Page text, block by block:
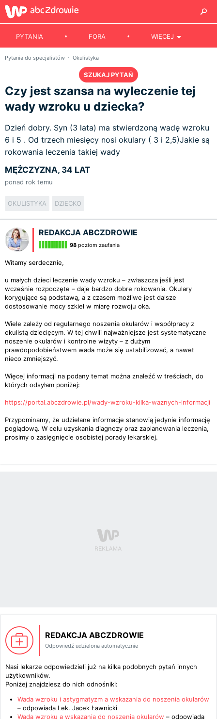
PYTANIA FORA WIĘCEJ
Pytania do specjalistów Okulistyka
SZUKAJ PYTAŃ
Czy jest szansa na wyleczenie tej
wady wzroku u dziecka?
Dzień dobry. Syn (3 lata) ma stwierdzoną wadę wzroku
6 i 5 . Od trzech miesięcy nosi okulary ( 3 i 2,5)Jakie są
rokowania leczenia takiej wady
MĘŻCZYZNA, 34 LAT
ponad rok temu
OKULISTYKA DZIECKO
REDAKCJA ABCZDROWIE
98 poziom zaufania
Witamy serdecznie,
u małych dzieci leczenie wady wzroku – zwłaszcza jeśli jest
wcześnie rozpoczęte – daje bardzo dobre rokowania. Okulary
korygujące są podstawą, a z czasem możliwe jest dalsze
dostosowanie mocy szkieł w miarę rozwoju oka.
Wiele zależy od regularnego noszenia okularów i współpracy z
okulistą dziecięcym. W tej chwili najważniejsze jest systematyczne
noszenie okularów i kontrolne wizyty – z dużym
prawdopodobieństwem wada może się ustabilizować, a nawet
nieco zmniejszyć.
Więcej informacji na podany temat można znaleźć w treściach, do
których odsyłam poniżej:
https://portal.abczdrowie.pl/wady-wzroku-kilka-waznych-informacji
Przypominamy, że udzielane informacje stanowią jedynie informację
poglądową. W celu uzyskania diagnozy oraz zaplanowania leczenia,
prosimy o zasięgnięcie osobistej porady lekarskiej.
REDAKCJA ABCZDROWIE
Odpowiedź udzielona automatycznie
Nasi lekarze odpowiedzieli już na kilka podobnych pytań innych
użytkowników.
Poniżej znajdziesz do nich odnośniki:
Wada wzroku i astygmatyzm a wskazania do noszenia okularów
– odpowiada Lek. Jacek Ławnicki
Wada wzroku a wskazania do noszenia okularów – odpowiada